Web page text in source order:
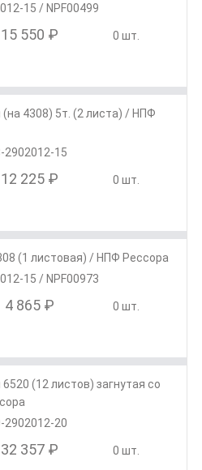
15 / NPF00499
15 550 ₽ 0 шт.
4308) 5т. (2 листа) / НПФ
2902012-15
12 225 ₽ 0 шт.
(1 листовая) / НПФ Рессора
15 / NPF00973
4 865 ₽ 0 шт.
(12 листов) загнутая со
2902012-20
32 357 ₽ 0 шт.